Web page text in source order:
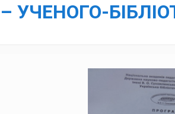
– УЧЕНОГО-